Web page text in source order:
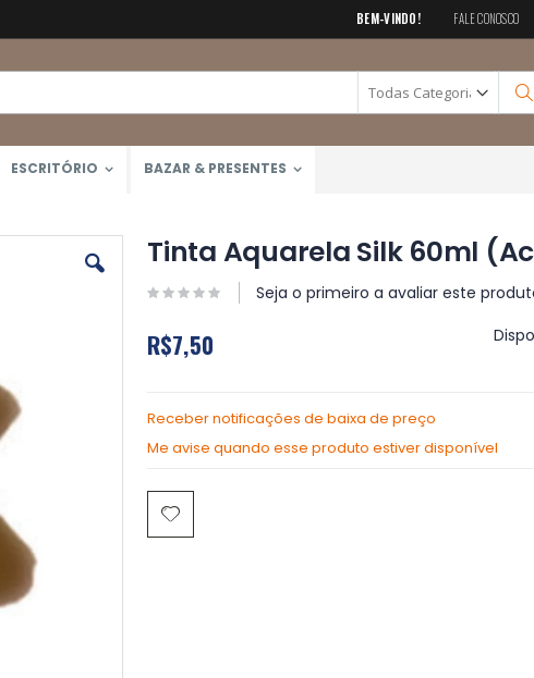
BEM-VINDO! FALE CONOSCO
Pesquisa
ESCRITÓRIO BAZAR & PRESENTES
Tinta Aquarela Silk 60ml
Seja o primeiro a avaliar este
R$7,50
Receber notificações de baixa de preço
Me avise quando esse produto estiver disponível